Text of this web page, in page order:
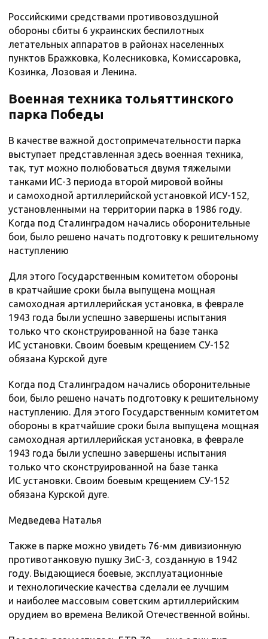
Российскими средствами противовоздушной
обороны сбиты 6 украинских беспилотных
летательных аппаратов в районах населенных
пунктов Бражковка, Колесниковка, Комиссаровка,
Козинка, Лозовая и Ленина.
Военная техника тольяттинского
парка Победы
В качестве важной достопримечательности парка
выступает представленная здесь военная техника,
так, тут можно полюбоваться двумя тяжелыми
танками ИС-3 периода второй мировой войны
и самоходной артиллерийской установкой ИСУ-152,
установленными на территории парка в 1986 году.
Когда под Сталинградом начались оборонительные
бои, было решено начать подготовку к решительному
наступлению
Для этого Государственным комитетом обороны
в кратчайшие сроки была выпущена мощная
самоходная артиллерийская установка, в феврале
1943 года были успешно завершены испытания
только что сконструированной на базе танка
ИС установки. Своим боевым крещением СУ-152
обязана Курской дуге
Когда под Сталинградом начались оборонительные
бои, было решено начать подготовку к решительному
наступлению. Для этого Государственным комитетом
обороны в кратчайшие сроки была выпущена мощная
самоходная артиллерийская установка, в феврале
1943 года были успешно завершены испытания
только что сконструированной на базе танка
ИС установки. Своим боевым крещением СУ-152
обязана Курской дуге.
Медведева Наталья
Также в парке можно увидеть 76-мм дивизионную
противотанковую пушку ЗиС-3, созданную в 1942
году. Выдающиеся боевые, эксплуатационные
и технологические качества сделали ее лучшим
и наиболее массовым советским артиллерийским
орудием во времена Великой Отечественной войны.